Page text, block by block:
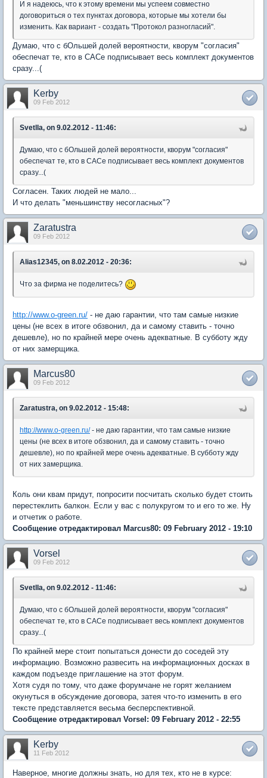
И я надеюсь, что к этому времени мы успеем совместно
договориться о тех пунктах договора, которые мы хотели бы
изменить. Как вариант - создать "Протокол разногласий".
Думаю, что с бОльшей долей вероятности, кворум "согласия"
обеспечат те, кто в САСе подписывает весь комплект документов
сразу...(
Kerby
09 Feb 2012
Svetlla, on 9.02.2012 - 11:46:
Думаю, что с бОльшей долей вероятности, кворум "согласия"
обеспечат те, кто в САСе подписывает весь комплект документов
сразу...(
Согласен. Таких людей не мало...
И что делать "меньшинству несогласных"?
Zaratustra
09 Feb 2012
Alias12345, on 8.02.2012 - 20:36:
Что за фирма не поделитесь?
http://www.o-green.ru/ - не даю гарантии, что там самые низкие
цены (не всех в итоге обзвонил, да и самому ставить - точно
дешевле), но по крайней мере очень адекватные. В субботу жду
от них замерщика.
Marcus80
09 Feb 2012
Zaratustra, on 9.02.2012 - 15:48:
http://www.o-green.ru/- не даю гарантии, что там самые низкие
цены (не всех в итоге обзвонил, да и самому ставить - точно
дешевле), но по крайней мере очень адекватные. В субботу жду
от них замерщика.
Коль они квам придут, попросити посчитать сколько будет стоить
перестеклить балкон. Если у вас с полукругом то и его то же. Ну
и отчетик о работе.
Сообщение отредактировал Marcus80: 09 February 2012 - 19:10
Vorsel
09 Feb 2012
Svetlla, on 9.02.2012 - 11:46:
Думаю, что с бОльшей долей вероятности, кворум "согласия"
обеспечат те, кто в САСе подписывает весь комплект документов
сразу...(
По крайней мере стоит попытаться донести до соседей эту
информацию. Возможно развесить на информационных досках в
каждом подъезде приглашение на этот форум.
Хотя судя по тому, что даже форумчане не горят желанием
окунуться в обсуждение договора, затея что-то изменить в его
тексте представляется весьма бесперспективной.
Сообщение отредактировал Vorsel: 09 February 2012 - 22:55
Kerby
11 Feb 2012
Наверное, многие должны знать, но для тех, кто не в курсе: